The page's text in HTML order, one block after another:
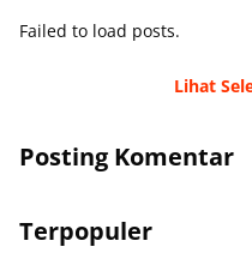
Failed to load posts.
Lihat
Posting Komentar
Terpopuler